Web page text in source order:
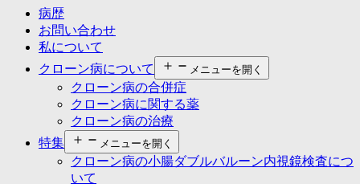
病歴
お問い合わせ
私について
クローン病について
メニューを開く
クローン病の合併症
クローン病に関する薬
クローン病の治療
特集
メニューを開く
クローン病の小腸ダブルバルーン内視鏡検査につ
いて